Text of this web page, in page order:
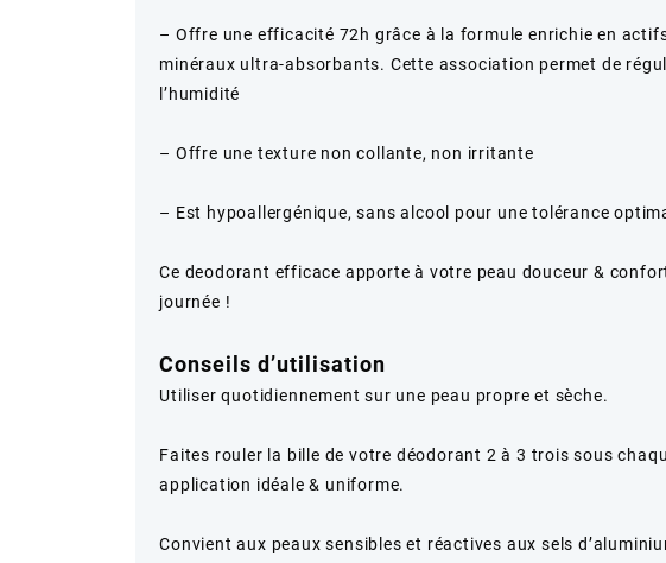
– Offre une efficacité 72h grâce à la formule enrichie en
minéraux ultra-absorbants. Cette association permet de
l’humidité
– Offre une texture non collante, non irritante
– Est hypoallergénique, sans alcool pour une tolérance
Ce deodorant efficace apporte à votre peau douceur &
journée !
Conseils d’utilisation
Utiliser quotidiennement sur une peau propre et sèche.
Faites rouler la bille de votre déodorant 2 à 3 trois sous
application idéale & uniforme.
Convient aux peaux sensibles et réactives aux sels